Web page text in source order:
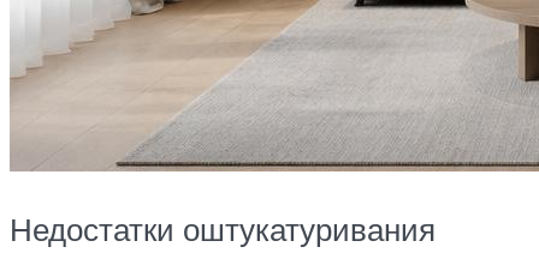
Недостатки оштукатуривания